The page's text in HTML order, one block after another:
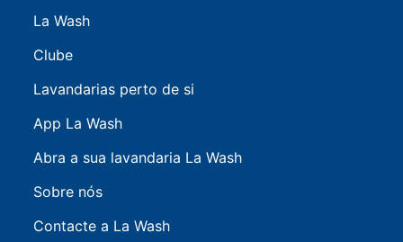
La Wash
Clube
Lavandarias perto de si
App La Wash
Abra a sua lavandaria La Wash
Sobre nós
Contacte a La Wash